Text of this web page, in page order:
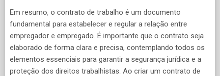
Em resumo, o contrato de trabalho é um documento
fundamental para estabelecer e regular a relação entre
empregador e empregado. É importante que o contrato seja
elaborado de forma clara e precisa, contemplando todos os
elementos essenciais para garantir a segurança jurídica e a
proteção dos direitos trabalhistas. Ao criar um contrato de